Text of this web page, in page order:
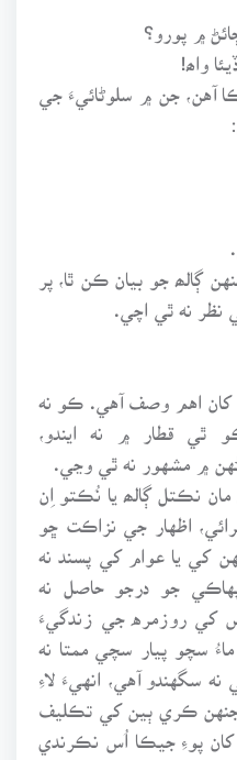
۾ پورو؟
واھ!
آهن، جن ۾ سلوڻائيءَ جي
ڳالھ جو بيان ڪن ٿا، پر
نظر نه ٿي اچي.
کان اهم وصف آهي. ڪو نه
ٿي قطار ۾ نه ايندو،
۾ مشهور نه ٿي وڃي.
نڪتل ڳالھ يا نُڪتو اِن
اظهار جي نزاڪت ڇو
کي يا عوام کي پسند نه
پهاڪي جو درجو حاصل نه
کي روزمره جي زندگيءَ
ماءُ سچو پيار سچي ممتا نه
سگهندو آهي، انهيءَ لاءِ
ڪري ٻين کي تڪليف
کان پوءِ جيڪا اُس نڪرندي